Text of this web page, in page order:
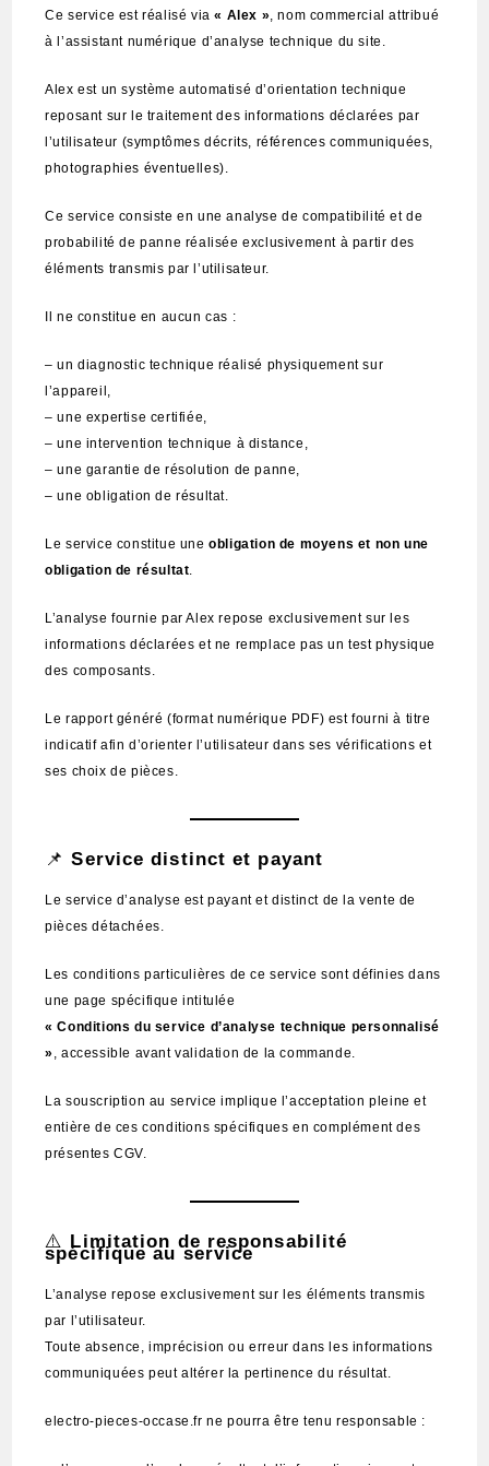
Ce service est réalisé via« Alex », nom commercial attribué
à l’assistant numérique d’analyse technique du site.
Alex est un système automatisé d’orientation technique
reposant sur le traitement des informations déclarées par
l’utilisateur (symptômes décrits, références communiquées,
photographies éventuelles).
Ce service consiste en une analyse de compatibilité et de
probabilité de panne réalisée exclusivement à partir des
éléments transmis par l’utilisateur.
Il ne constitue en aucun cas :
– un diagnostic technique réalisé physiquement sur
l’appareil,
– une expertise certifiée,
– une intervention technique à distance,
– une garantie de résolution de panne,
– une obligation de résultat.
Le service constitue uneobligation de moyens et non une
obligation de résultat.
L’analyse fournie par Alex repose exclusivement sur les
informations déclarées et ne remplace pas un test physique
des composants.
Le rapport généré (format numérique PDF) est fourni à titre
indicatif afin d’orienter l’utilisateur dans ses vérifications et
ses choix de pièces.
📌Service distinct et payant
Le service d’analyse est payant et distinct de la vente de
pièces détachées.
Les conditions particulières de ce service sont définies dans
une page spécifique intitulée
« Conditions du service d’analyse technique personnalisé
» , accessible avant validation de la commande.
La souscription au service implique l’acceptation pleine et
entière de ces conditions spécifiques en complément des
présentes CGV.
⚠️ Limitation de responsabilité
spécifique au service
L’analyse repose exclusivement sur les éléments transmis
par l’utilisateur.
Toute absence, imprécision ou erreur dans les informations
communiquées peut altérer la pertinence du résultat.
electro-pieces-occase.fr ne pourra être tenu responsable :